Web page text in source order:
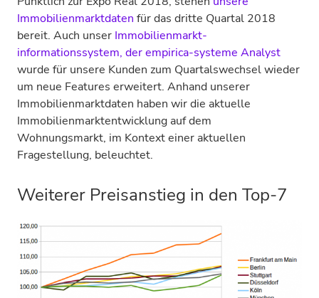
Immobilienmarktdaten für das dritte Quartal 2018
bereit. Auch unser Immobilien­markt­
informationssystem, der empirica-systeme Analyst
wurde für unsere Kunden zum Quartalswechsel wieder
um neue Features erweitert. Anhand unserer
Immobilienmarktdaten haben wir die aktuelle
Immobilienmarktentwicklung auf dem
Wohnungsmarkt, im Kontext einer aktuellen
Fragestellung, beleuchtet.
Weiterer Preisanstieg in den Top-7